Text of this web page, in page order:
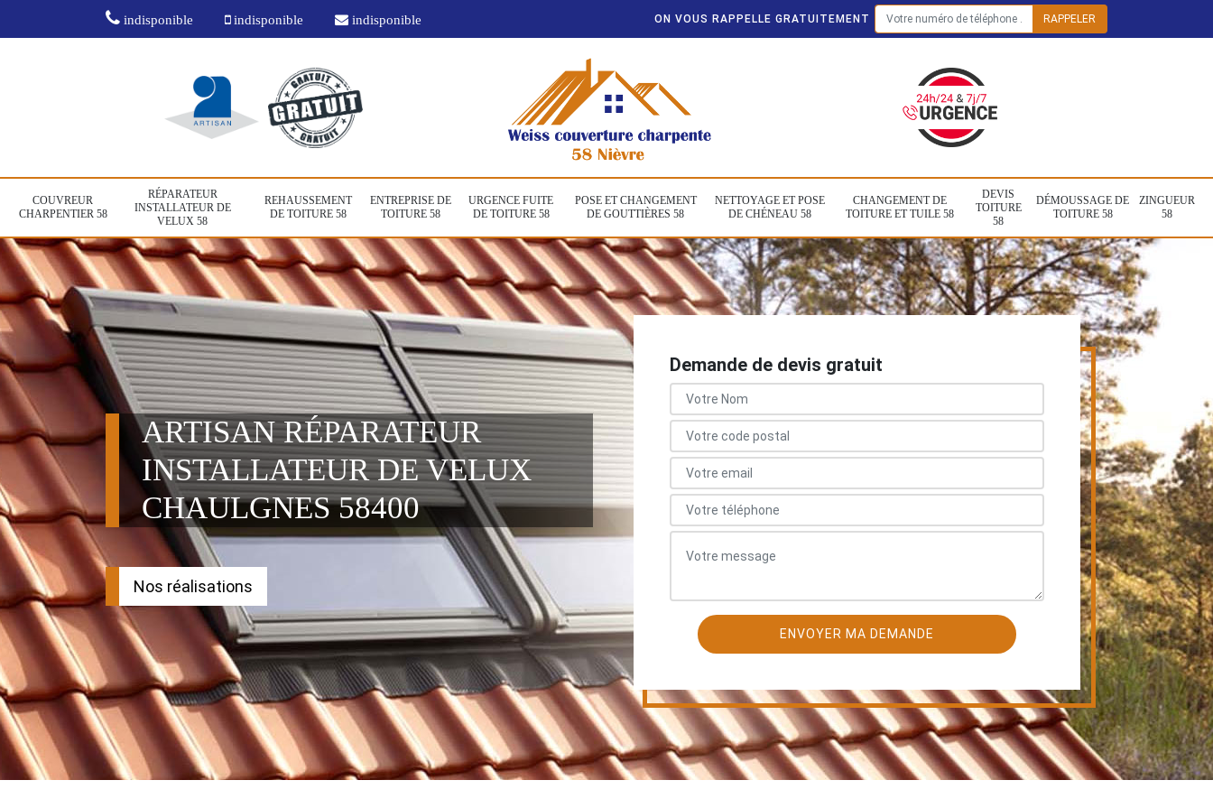
indisponible indisponible indisponible ON VOUS RAPPELLE GRATUITEMENT
COUVREUR
CHARPENTIER 58
RÉPARATEUR
INSTALLATEUR DE
VELUX 58
REHAUSSEMENT
DE TOITURE 58
ENTREPRISE DE
TOITURE 58
URGENCE FUITE
DE TOITURE 58
POSE ET CHANGEMENT
DE GOUTTIÈRES 58
NETTOYAGE ET POSE
DE CHÉNEAU 58
CHANGEMENT DE
TOITURE ET TUILE 58
DEVIS
TOITURE
58
DÉMOUSSAGE DE
TOITURE 58
ZINGUEUR
58
ARTISAN RÉPARATEUR
INSTALLATEUR DE VELUX
CHAULGNES 58400
Nos réalisations
Demande de devis gratuit